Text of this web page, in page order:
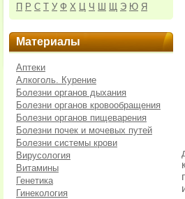
П Р С Т У Ф Х Ц Ч Ш Щ Э Ю Я
Материалы
Аптеки
Алкоголь. Курение
Болезни органов дыхания
Болезни органов кровообращения
Болезни органов пищеварения
Болезни почек и мочевых путей
Болезни системы крови
Вирусология
Витамины
Генетика
Гинекология